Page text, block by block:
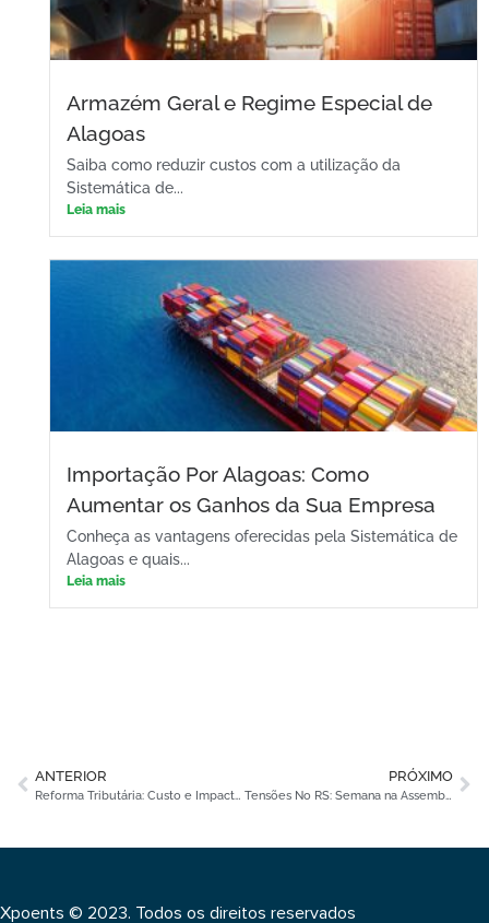
Armazém Geral e Regime Especial de
Alagoas
Saiba como reduzir custos com a utilização da
Sistemática de...
Leia mais
Importação Por Alagoas: Como
Aumentar os Ganhos da Sua Empresa
Conheça as vantagens oferecidas pela Sistemática de
Alagoas e quais...
Leia mais
ANTERIOR
Reforma Tributária: Custo e Impacto dos Benefícios Fiscais
PRÓXIMO
Tensões No RS: Semana na Assembleia Sobre ICMS e Incentivos
Xpoents © 2023. Todos os direitos reservados